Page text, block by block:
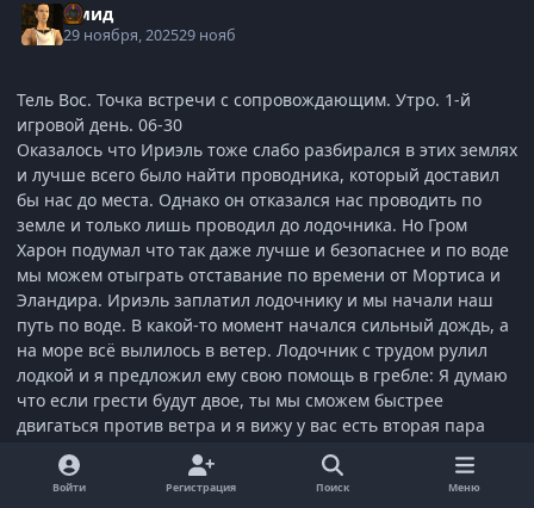
Омид
29 ноября, 202529 нояб
Тель Вос. Точка встречи с сопровождающим. Утро. 1-й
игровой день. 06-30
Оказалось что Ириэль тоже слабо разбирался в этих землях
и лучше всего было найти проводника, который доставил
бы нас до места. Однако он отказался нас проводить по
земле и только лишь проводил до лодочника. Но Гром
Харон подумал что так даже лучше и безопаснее и по воде
мы можем отыграть отставание по времени от Мортиса и
Эландира. Ириэль заплатил лодочнику и мы начали наш
путь по воде. В какой-то момент начался сильный дождь, а
на море всё вылилось в ветер. Лодочник с трудом рулил
лодкой и я предложил ему свою помощь в гребле: Я думаю
что если грести будут двое, ты мы сможем быстрее
двигаться против ветра и я вижу у вас есть вторая пара
вёсел. Лодочник молча кивнул и Гром Харон тоже стал
помогать грести, надо постараться прибыть на место
Войти Регистрация Поиск Меню